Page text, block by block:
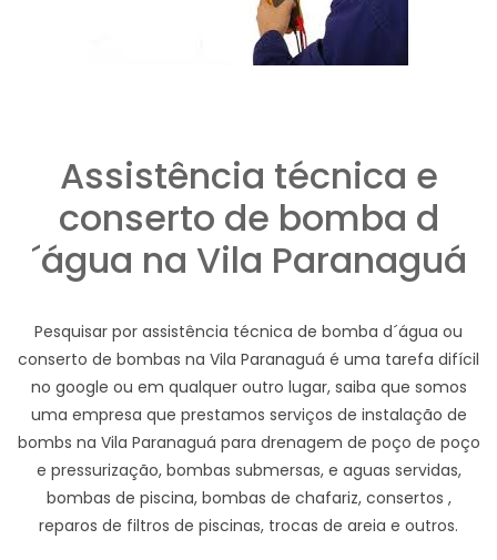
Assistência técnica e
conserto de bomba d
´água na Vila Paranaguá
Pesquisar por assistência técnica de bomba d´água ou
conserto de bombas na Vila Paranaguá é uma tarefa difícil
no google ou em qualquer outro lugar, saiba que somos
uma empresa que prestamos serviços de instalação de
bombs na Vila Paranaguá para drenagem de poço de poço
e pressurização, bombas submersas, e aguas servidas,
bombas de piscina, bombas de chafariz, consertos ,
reparos de filtros de piscinas, trocas de areia e outros.